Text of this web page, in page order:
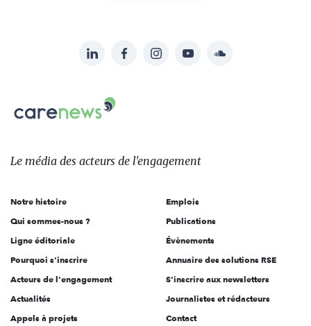
sur:
LinkedInFacebookInstagramYouTubeSoundcloud
Le
des
l'engagement
Le média des acteurs de l'engagement
Notre histoire
Qui sommes-nous ?
Ligne éditoriale
Pourquoi s'inscrire
Acteurs de l'engagement
Actualités
Appels à projets
Emplois
Publications
Évènements
Annuaire des solutions RSE
S'inscrire aux newsletters
Journalistes et rédacteurs
Contact